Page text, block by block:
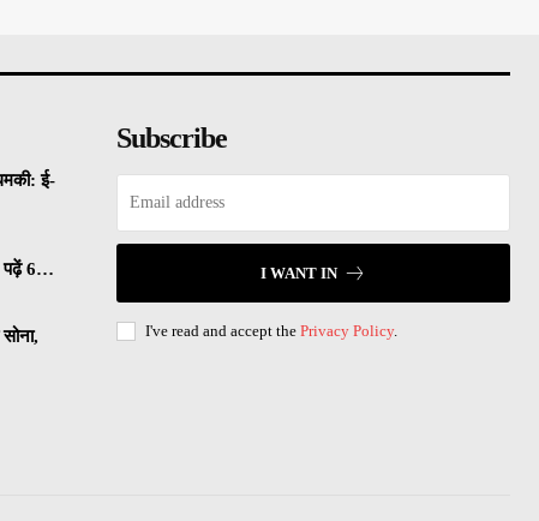
ई-
पढ़ें 6…
Subscribe
I WANT IN
I've read and accept the Privacy Policy.